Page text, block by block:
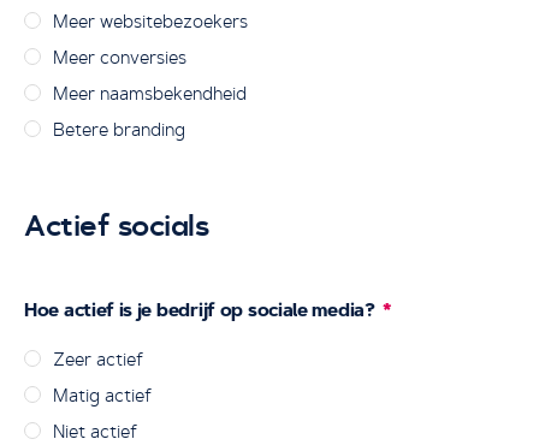
Meer websitebezoekers
Meer conversies
Meer naamsbekendheid
Betere branding
Actief socials
Hoe actief is je bedrijf op sociale media?
Zeer actief
Matig actief
Niet actief